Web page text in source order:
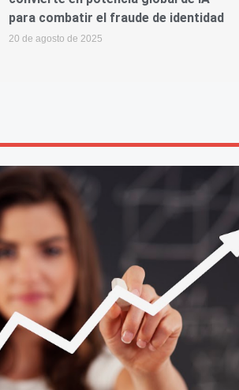
para combatir el fraude de identidad
20 de agosto de 2025